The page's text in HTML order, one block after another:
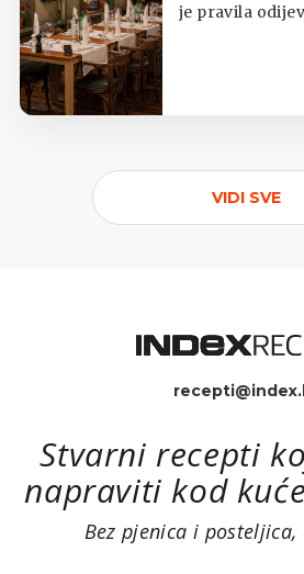
je pravila
VIDI SVE
Stvarni recepti
napraviti kod
Bez pjenica i posteljica,